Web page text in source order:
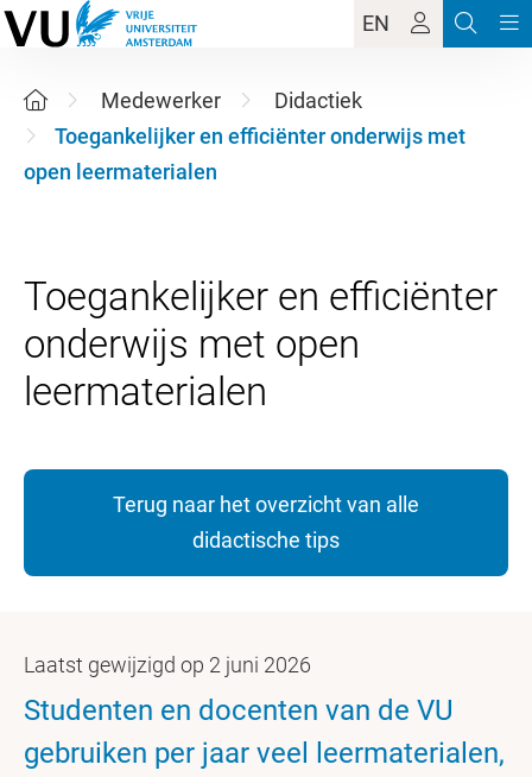
EN
Medewerker
Didactiek
Toegankelijker en efficiënter onderwijs met
open leermaterialen
Toegankelijker en efficiënter
onderwijs met open
Terug naar het overzicht van alle
didactische tips
Laatst gewijzigd op 2 juni 2026
Studenten en docenten van de VU
gebruiken per jaar veel leermaterialen,